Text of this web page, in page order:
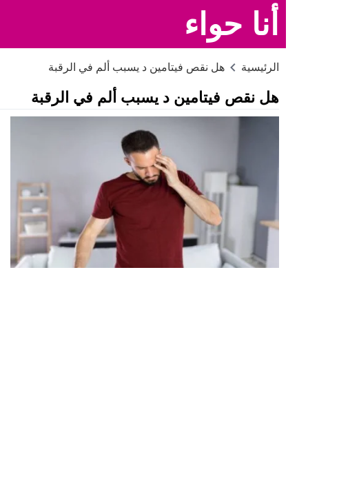
أنا حواء
الرئيسية هل نقص فيتامين د يسبب ألم في الرقبة
هل نقص فيتامين د يسبب ألم في الرقبة